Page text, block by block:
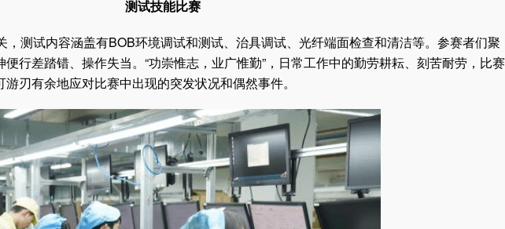
测试技能比赛
测试内容涵盖有BOB环境调试和测试、治具调试、光纤端面检查和清洁等。参赛者们聚
行差踏错、操作失当。“功崇惟志，业广惟勤”，日常工作中的勤劳耕耘、刻苦耐劳，比赛
刃有余地应对比赛中出现的突发状况和偶然事件。